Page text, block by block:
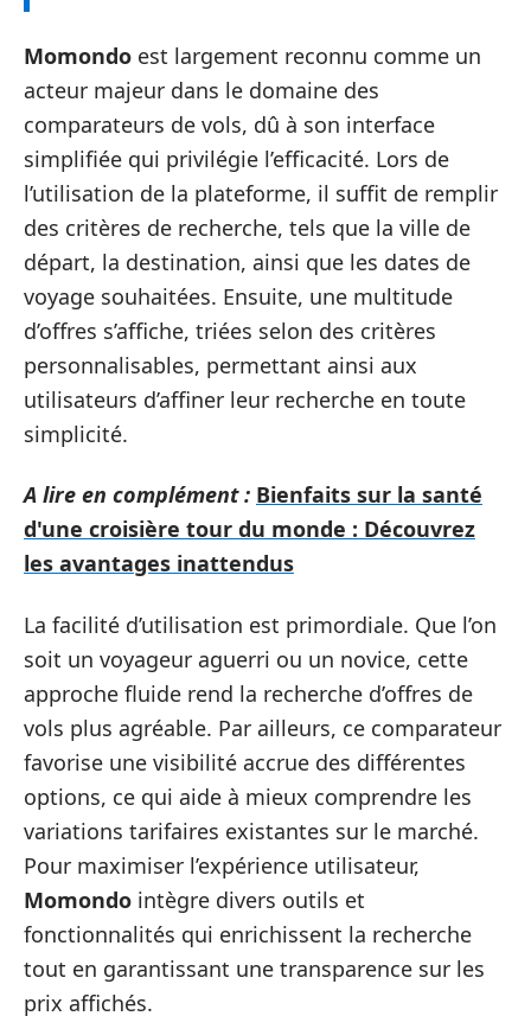
Momondo est largement reconnu comme un
acteur majeur dans le domaine des
comparateurs de vols, dû à son interface
simplifiée qui privilégie l’efficacité. Lors de
l’utilisation de la plateforme, il suffit de remplir
des critères de recherche, tels que la ville de
départ, la destination, ainsi que les dates de
voyage souhaitées. Ensuite, une multitude
d’offres s’affiche, triées selon des critères
personnalisables, permettant ainsi aux
utilisateurs d’affiner leur recherche en toute
simplicité.
A lire en complément : Bienfaits sur la santé
d'une croisière tour du monde : Découvrez
les avantages inattendus
La facilité d’utilisation est primordiale. Que l’on
soit un voyageur aguerri ou un novice, cette
approche fluide rend la recherche d’offres de
vols plus agréable. Par ailleurs, ce comparateur
favorise une visibilité accrue des différentes
options, ce qui aide à mieux comprendre les
variations tarifaires existantes sur le marché.
Pour maximiser l’expérience utilisateur,
Momondo intègre divers outils et
fonctionnalités qui enrichissent la recherche
tout en garantissant une transparence sur les
prix affichés.